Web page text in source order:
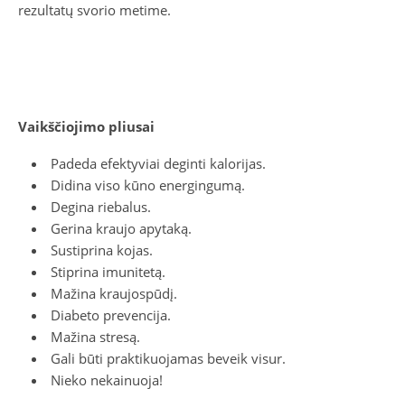
rezultatų svorio metime.
Vaikščiojimo pliusai
Padeda efektyviai deginti kalorijas.
Didina viso kūno energingumą.
Degina riebalus.
Gerina kraujo apytaką.
Sustiprina kojas.
Stiprina imunitetą.
Mažina kraujospūdį.
Diabeto prevencija.
Mažina stresą.
Gali būti praktikuojamas beveik visur.
Nieko nekainuoja!